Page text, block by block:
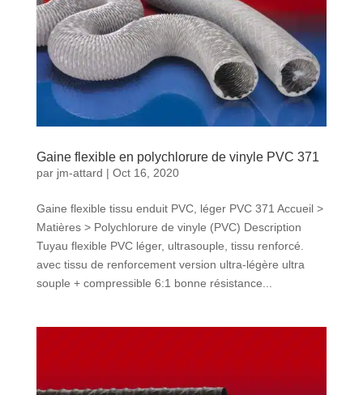
Gaine flexible en polychlorure de vinyle PVC 371
par jm-attard | Oct 16, 2020
Gaine flexible tissu enduit PVC, léger PVC 371 Accueil >
Matières > Polychlorure de vinyle (PVC) Description
Tuyau flexible PVC léger, ultrasouple, tissu renforcé.
avec tissu de renforcement version ultra-légère ultra
souple + compressible 6:1 bonne résistance...